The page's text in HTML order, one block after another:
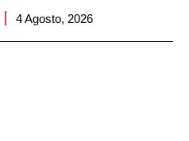
4 Agosto, 2026